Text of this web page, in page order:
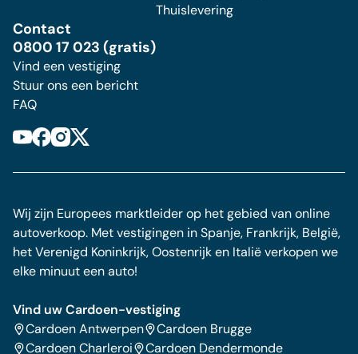
Thuislevering
Contact
0800 17 023 (gratis)
Vind een vestiging
Stuur ons een bericht
FAQ
Wij zijn Europees marktleider op het gebied van online
autoverkoop. Met vestigingen in Spanje, Frankrijk, België,
het Verenigd Koninkrijk, Oostenrijk en Italië verkopen we
elke minuut een auto!
Vind uw Cardoen-vestiging
Cardoen Antwerpen
Cardoen Brugge
Cardoen Charleroi
Cardoen Dendermonde